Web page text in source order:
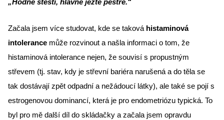
„Hodně štěstí, hlavně jezte pestře.“
Začala jsem více studovat, kde se taková histaminová
intolerance může rozvinout a našla informaci o tom, že
histaminová intolerance nejen, že souvisí s propustným
střevem (tj. stav, kdy je střevní bariéra narušená a do těla se
tak dostávají zpět odpadní a nežádoucí látky), ale také se pojí s
estrogenovou dominancí, která je pro endometriózu typická. To
byl pro mě další díl do skládačky a začala jsem opravdu